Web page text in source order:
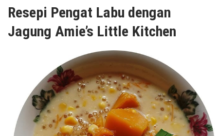
Resepi Pengat Labu dengan
Jagung Amie’s Little Kitchen